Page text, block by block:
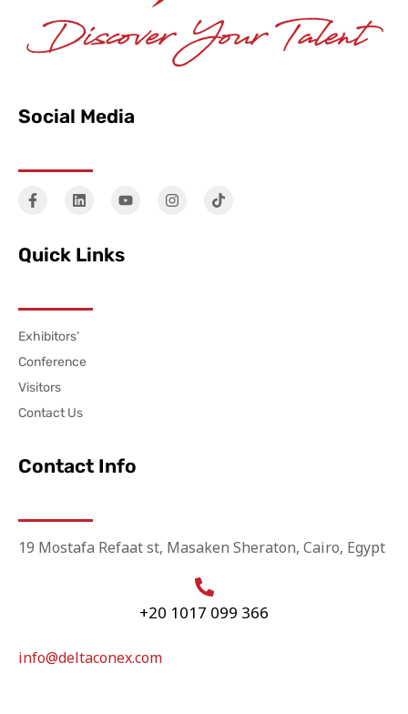
Social Media
Quick Links
Exhibitors’
Conference
Visitors
Contact Us
Contact Info
19 Mostafa Refaat st, Masaken Sheraton, Cairo, Egypt
+20 1017 099 366
info@deltaconex.com